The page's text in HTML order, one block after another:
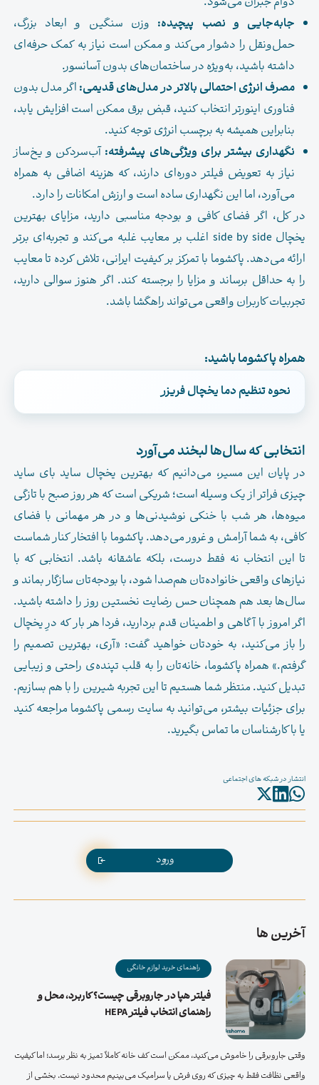
جابه‌جایی و نصب پیچیده: وزن سنگین و ابعاد بزرگ،
حمل‌ونقل را دشوار می‌کند و ممکن است نیاز به کمک حرفه‌ای
داشته باشید، به‌ویژه در ساختمان‌های بدون آسانسور.
مصرف انرژی احتمالی بالاتر در مدل‌های قدیمی:اگر مدل بدون
فناوری اینورتر انتخاب کنید، قبض برق ممکن است افزایش یابد،
بنابراین همیشه به برچسب انرژی توجه کنید.
نگهداری بیشتر برای ویژگی‌های پیشرفته:آب‌سردکن و یخ‌ساز
نیاز به تعویض فیلتر دوره‌ای دارند، که هزینه اضافی به همراه
می‌آورد، اما این نگهداری ساده است و ارزش امکانات را دارد.
در کل، اگر فضای کافی و بودجه مناسبی دارید، مزایای بهترین
یخچال side by side اغلب بر معایب غلبه می‌کند و تجربه‌ای برتر
ارائه می‌دهد. پاکشوما با تمرکز بر کیفیت ایرانی، تلاش کرده تا معایب
را به حداقل برساند و مزایا را برجسته کند. اگر هنوز سوالی دارید،
تجربیات کاربران واقعی می‌تواند راهگشا باشد.
همراه پاکشوما باشید:
نحوه تنظیم دما یخچال فریزر
.
انتخابی که سال‌ها لبخند می‌آورد
در پایان این مسیر، می‌دانیم که بهترین یخچال ساید بای ساید
چیزی فراتر از یک وسیله است؛ شریکی است که هر روز صبح با تازگی
میوه‌ها، هر شب با خنکی نوشیدنی‌ها و در هر مهمانی با فضای
کافی، به شما آرامش و غرور می‌دهد. پاکشوما با افتخار کنار شماست
تا این انتخاب نه فقط درست، بلکه عاشقانه باشد. انتخابی که با
نیازهای واقعی خانواده‌تان هم‌صدا شود، با بودجه‌تان سازگار بماند و
سال‌ها بعد هم همچنان حس رضایت نخستین روز را داشته باشید.
اگر امروز با آگاهی و اطمینان قدم بردارید، فردا هر بار که درِ یخچال
را باز می‌کنید، به خودتان خواهید گفت: «آری، بهترین تصمیم را
گرفتم.» همراه پاکشوما، خانه‌تان را به قلب تپنده‌ی راحتی و زیبایی
تبدیل کنید. منتظر شما هستیم تا این تجربه شیرین را با هم بسازیم.
برای جزئیات بیشتر، می‌توانید به سایت رسمی پاکشوما مراجعه کنید
یا با کارشناسان ما تماس بگیرید.
انتشار در شبکه های اجتماعی
ورود
آخرین ها
راهنمای خرید لوازم خانگی
فیلتر هپا در جاروبرقی چیست؟ کاربرد، محل و
راهنمای انتخاب فیلتر HEPA
وقتی جاروبرقی را خاموش می‌کنید، ممکن است کف خانه کاملاً تمیز به نظر برسد؛ اما کیفیت
واقعی نظافت فقط به چیزی که روی فرش یا سرامیک می‌بینیم محدود نیست. بخشی از